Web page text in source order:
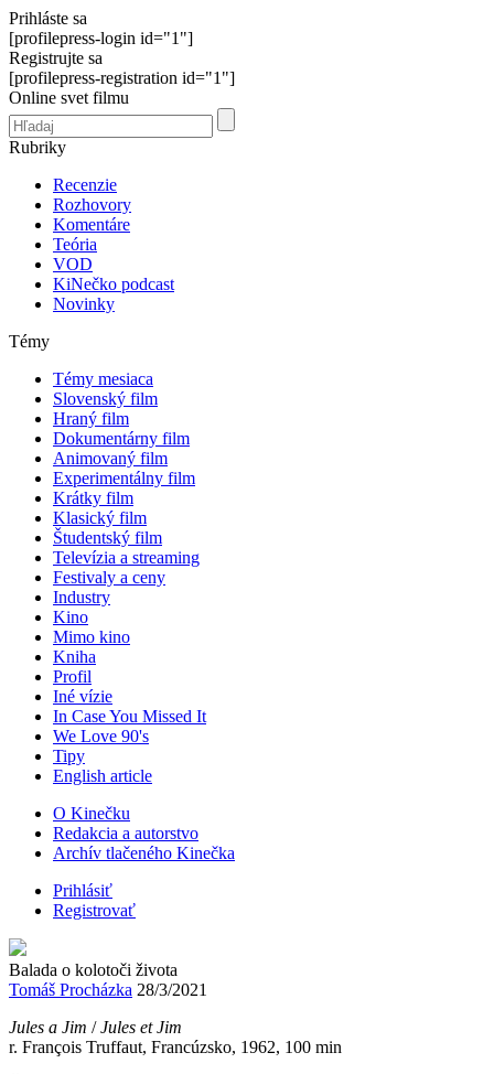
Prihláste sa
[profilepress-login id="1"]
Registrujte sa
[profilepress-registration id="1"]
Online svet filmu
Rubriky
Recenzie
Rozhovory
Komentáre
Teória
VOD
KiNečko podcast
Novinky
Témy
Témy mesiaca
Slovenský film
Hraný film
Dokumentárny film
Animovaný film
Experimentálny film
Krátky film
Klasický film
Študentský film
Televízia a streaming
Festivaly a ceny
Industry
Kino
Mimo kino
Kniha
Profil
Iné vízie
In Case You Missed It
We Love 90's
Tipy
English article
O Kinečku
Redakcia a autorstvo
Archív tlačeného Kinečka
Prihlásiť
Registrovať
Balada o kolotoči života
Tomáš Procházka 28/3/2021
Jules a Jim /Jules et Jim
r. François Truffaut, Francúzsko, 1962, 100 min